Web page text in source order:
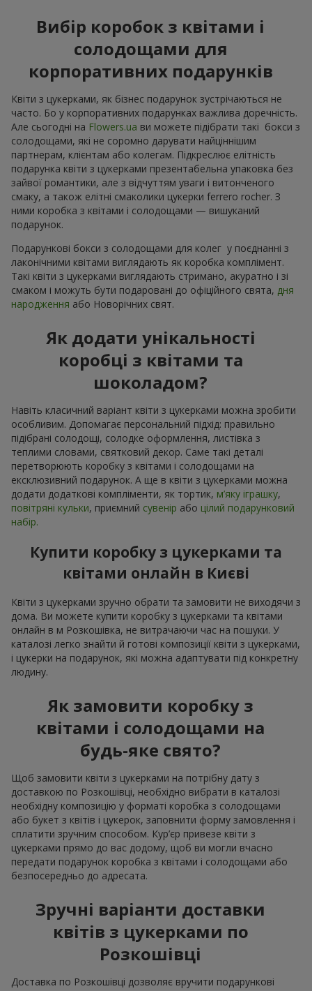
Вибір коробок з квітами і
солодощами для
корпоративних подарунків
Квіти з цукерками, як бізнес подарунок зустрічаються не
часто. Бо у корпоративних подарунках важлива доречність.
Але сьогодні на Flowers.ua ви можете підібрати такі бокси з
солодощами, які не соромно дарувати найціннішим
партнерам, клієнтам або колегам. Підкреслює елітність
подарунка квіти з цукерками презентабельна упаковка без
зайвої романтики, але з відчуттям уваги і витонченого
смаку, а також елітні смаколики цукерки ferrero rocher. З
ними коробка з квітами і солодощами — вишуканий
подарунок.
Подарункові бокси з солодощами для колег у поєднанні з
лаконічними квітами виглядають як коробка комплімент.
Такі квіти з цукерками виглядають стримано, акуратно і зі
смаком і можуть бути подаровані до офіційного свята, дня
народження або Новорічних свят.
Як додати унікальності
коробці з квітами та
шоколадом?
Навіть класичний варіант квіти з цукерками можна зробити
особливим. Допомагає персональний підхід: правильно
підібрані солодощі, солодке оформлення, листівка з
теплими словами, святковий декор. Саме такі деталі
перетворюють коробку з квітами і солодощами на
ексклюзивний подарунок. А ще в квіти з цукерками можна
додати додаткові компліменти, як тортик, м’яку іграшку,
повітряні кульки, приємний сувенір або цілий подарунковий
набір.
Купити коробку з цукерками та
квітами онлайн в Києві
Квіти з цукерками зручно обрати та замовити не виходячи з
дома. Ви можете купити коробку з цукерками та квітами
онлайн в м Розкошівка, не витрачаючи час на пошуки. У
каталозі легко знайти й готові композиції квіти з цукерками,
і цукерки на подарунок, які можна адаптувати під конкретну
людину.
Як замовити коробку з
квітами і солодощами на
будь-яке свято?
Щоб замовити квіти з цукерками на потрібну дату з
доставкою по Розкошівці, необхідно вибрати в каталозі
необхідну композицію у форматі коробка з солодощами
або букет з квітів і цукерок, заповнити форму замовлення і
сплатити зручним способом. Кур’єр привезе квіти з
цукерками прямо до вас додому, щоб ви могли вчасно
передати подарунок коробка з квітами і солодощами або
безпосередньо до адресата.
Зручні варіанти доставки
квітів з цукерками по
Розкошівці
Доставка по Розкошівці дозволяє вручити подарункові